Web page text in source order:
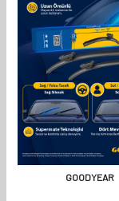
GOODYEAR